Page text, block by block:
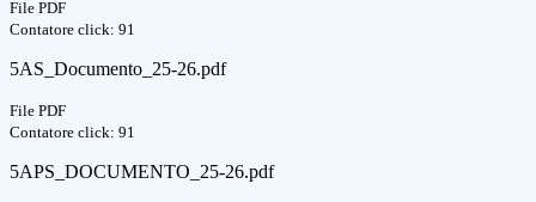
File PDF
Contatore click: 91
5AS_Documento_25-26.pdf
File PDF
Contatore click: 91
5APS_DOCUMENTO_25-26.pdf